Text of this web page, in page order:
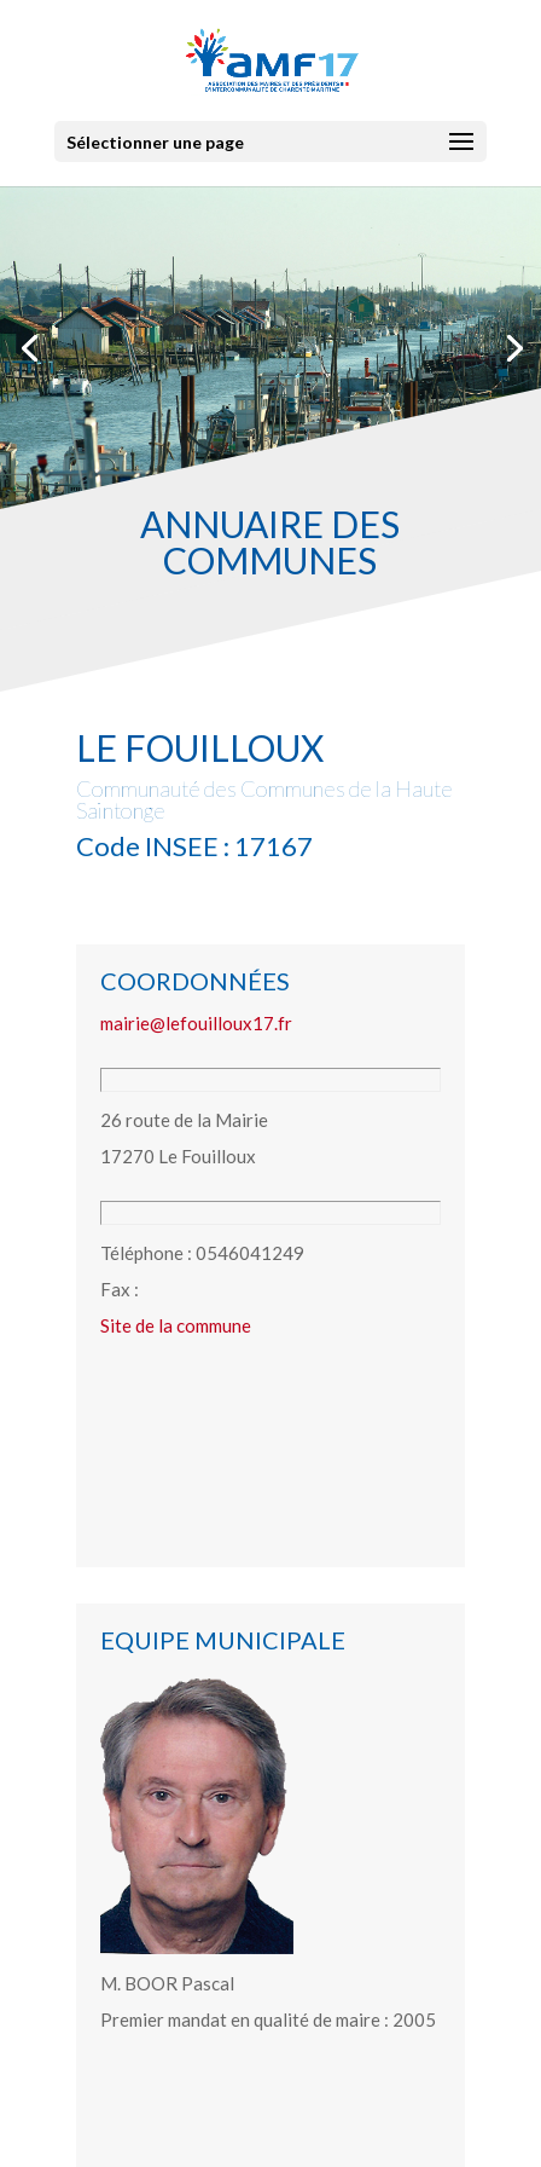
Sélectionner une page
ANNUAIRE DES
COMMUNES
LE FOUILLOUX
Communauté des Communes de la Haute
Saintonge
Code INSEE : 17167
COORDONNÉES
mairie@lefouilloux17.fr
26 route de la Mairie
17270 Le Fouilloux
Téléphone : 0546041249
Fax :
Site de la commune
EQUIPE MUNICIPALE
M. BOOR Pascal
Premier mandat en qualité de maire : 2005